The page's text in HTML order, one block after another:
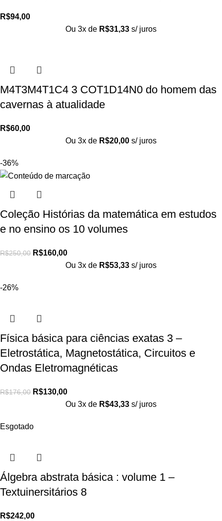
R$94,00
Ou 3x de R$31,33 s/ juros
M4T3M4T1C4 3 COT1D14N0 do homem das
cavernas à atualidade
R$60,00
Ou 3x de R$20,00 s/ juros
-36%
Coleção Histórias da matemática em estudos
e no ensino os 10 volumes
R$250,00 R$160,00
Ou 3x de R$53,33 s/ juros
-26%
Física básica para ciências exatas 3 –
Eletrostática, Magnetostática, Circuitos e
Ondas Eletromagnéticas
R$176,00 R$130,00
Ou 3x de R$43,33 s/ juros
Esgotado
Álgebra abstrata básica : volume 1 –
Textuinersitários 8
R$242,00